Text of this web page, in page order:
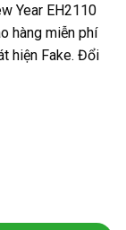
Year EH2110
hàng miễn phí
hiện Fake. Đổi